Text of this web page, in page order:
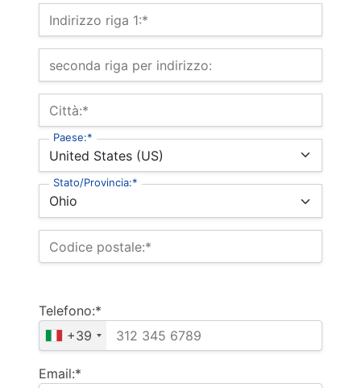
Indirizzo di fatturazione
Indirizzo riga 1:*
seconda riga per indirizzo:
Città:*
Paese:*
Stato/Provincia:*
Codice postale:*
Telefono:*
+39
Email:*